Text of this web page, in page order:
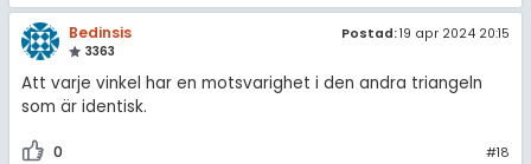
Bedinsis
3363
Postad:19 apr 2024 20:15
Att varje vinkel har en motsvarighet i den andra triangeln
som är identisk.
0 #18